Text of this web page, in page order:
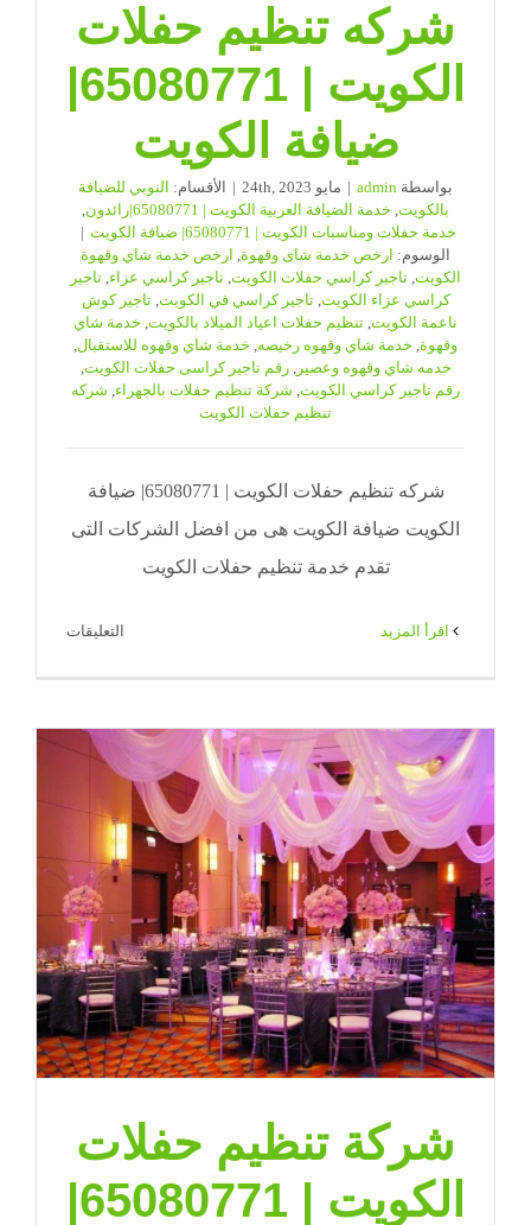
شركه تنظيم حفلات
الكويت | 65080771|
ضيافة الكويت
بواسطة admin
| مايو 24th, 2023 | الأقسام: النوبي للضيافة
بالكويت, خدمة الضيافة العربية الكويت | 65080771|رائدون
,
خدمة حفلات ومناسبات الكويت | 65080771| ضيافة الكويت
|
الوسوم: ارخص خدمة شاى وقهوة, ارخص خدمة شاي وقهوة
الكويت, تاجير كراسي حفلات الكويت, تاجير كراسي عزاء, تاجير
كراسي عزاء الكويت,تاجير كراسي في الكويت,تاجير كوش
ناعمة الكويت, تنظيم حفلات اعياد الميلاد بالكويت, خدمة شاي
وقهوة, خدمة شاي وقهوه رخيصه, خدمة شاي وقهوه للاستقبال,
خدمه شاي وقهوه وعصير,رقم تاجير كراسى حفلات الكويت,
رقم تاجير كراسي الكويت, شركة تنظيم حفلات بالجهراء, شركه
تنظيم حفلات الكويت
شركه تنظيم حفلات الكويت | 65080771| ضيافة
الكويت ضيافة الكويت هى من افضل الشركات التى
تقدم خدمة تنظيم حفلات الكويت
التعليقات
الكويت
مغلقة
شركة تنظيم حفلات
الكويت | 65080771|